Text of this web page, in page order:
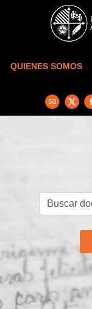
Skip to main content
QUIENES SOMOS